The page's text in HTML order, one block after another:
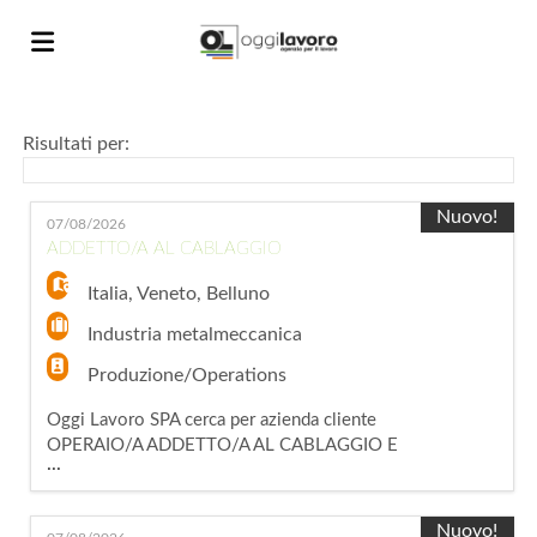
Offerte
di
lavoro
Carica
il
CV
Login
Lingua
Risultati per:
07/08/2026
ADDETTO/A AL CABLAGGIO
Italia,Veneto, Belluno
Industria metalmeccanica
Produzione/Operations
Oggi Lavoro SPA cerca per azienda cliente
OPERAIO/A ADDETTO/A AL CABLAGGIO E
TAGLIO CAVI – ZONA BELLUNO Per azienda
operante nel settore elettrico/elettronico,
siamo alla ricerca di una risorsa da inserire nel
...
Nuovo!
Nuovo!